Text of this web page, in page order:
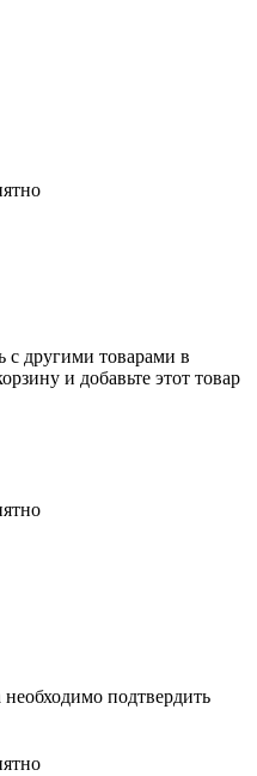
с другими товарами в
и добавьте этот товар
подтвердить